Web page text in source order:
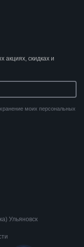
акциях, скидках и
моих персональных
Ульяновск